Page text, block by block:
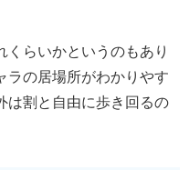
らいかというのもあり
ラの居場所がわかりやす
は割と自由に歩き回るの